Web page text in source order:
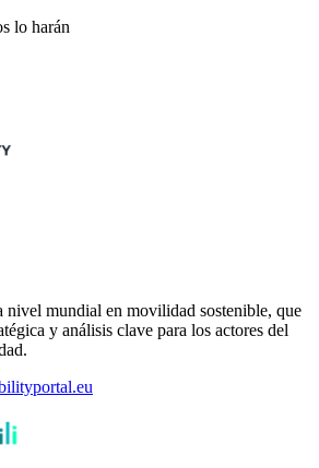
lo harán
nivel mundial en movilidad sostenible, que
y análisis clave para los actores del